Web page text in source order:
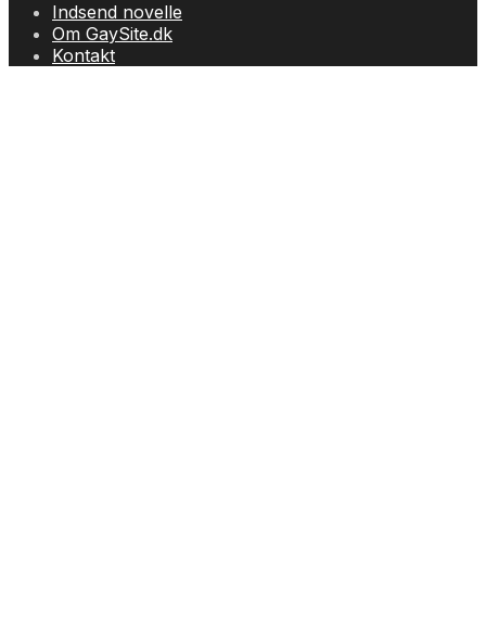
Indsend novelle
Om GaySite.dk
Kontakt